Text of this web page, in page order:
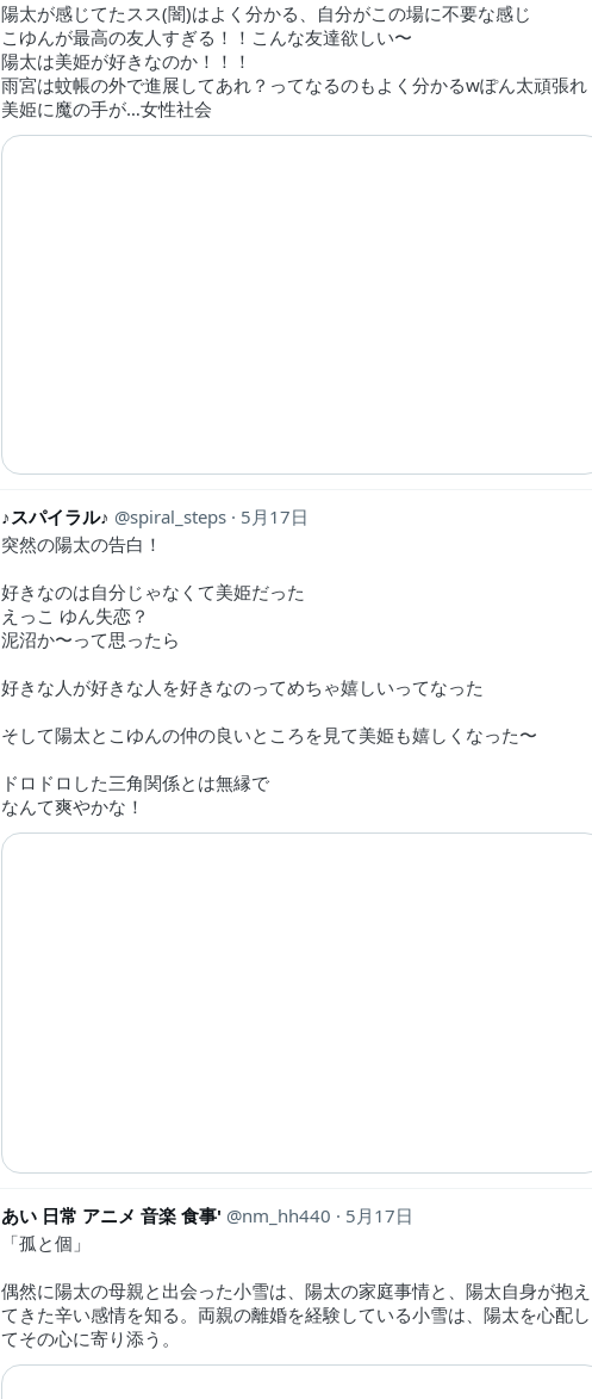
陽太が感じてたスス(闇)はよく分かる、自分がこの場に不要な感じ
こゆんが最高の友人すぎる！！こんな友達欲しい〜
陽太は美姫が好きなのか！！！
雨宮は蚊帳の外で進展してあれ？ってなるのもよく分かるwぽん太頑張れ
美姫に魔の手が…女性社会
♪スパイラル♪ spiral_steps
5月17日
突然の陽太の告白！
好きなのは自分じゃなくて美姫だった
えっこ ゆん失恋？
泥沼か〜って思ったら
好きな人が好きな人を好きなのってめちゃ嬉しいってなった
そして陽太とこゆんの仲の良いところを見て美姫も嬉しくなった〜
ドロドロした三角関係とは無縁で
なんて爽やかな！
あい 日常 アニメ 音楽 食事' nm_hh440
5月17日
「孤と個」
偶然に陽太の母親と出会った小雪は、陽太の家庭事情と、陽太自身が抱え
てきた辛い感情を知る。両親の離婚を経験している小雪は、陽太を心配し
てその心に寄り添う。